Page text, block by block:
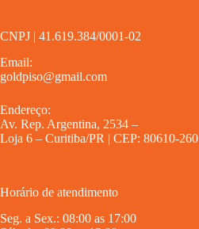
CNPJ | 41.619.384/0001-02
Email:
goldpiso@gmail.com
Endereço:
Av. Rep. Argentina, 2534 –
Loja 6 – Curitiba/PR | CEP: 80610-260
Horário de atendimento
Seg. a Sex.: 08:00 as 17:00